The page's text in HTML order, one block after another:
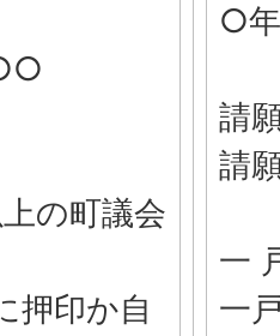
上の町議会
押印か自
○
請
請
一
一